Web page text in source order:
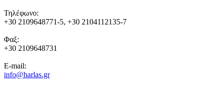
Τηλέφωνο:
+30 2109648771-5, +30 2104112135-7
Φαξ:
+30 2109648731
E-mail:
info@harlas.gr